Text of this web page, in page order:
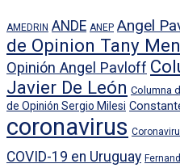
AMEDRIN ANDE ANEP Angel
de Opinion Tany
Opinión Angel Pavloff
Javier De León Columna
de Opinión Sergio Milesi
coronavirus
COVID-19 en Uruguay